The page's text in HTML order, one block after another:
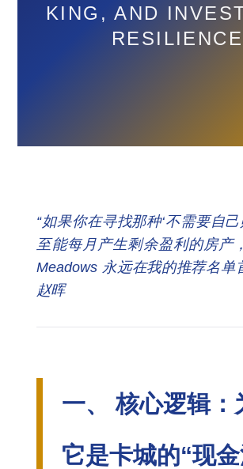
KING, AND
RESILIENCE
“如果你在寻找那种‘不需要自
至能每月产生剩余盈利的房产
Meadows 永远在我的推荐名
赵晖
一、 核心逻辑：
它是卡城的“现